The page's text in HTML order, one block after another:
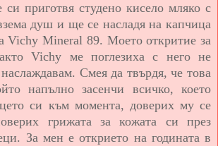
приготвя студено кисело мляко с
душ и ще се насладя на капчица
Vichy Mineral 89. Моето откритие за
Vichy ме поглезиха с него не
Смея да твърдя, че това
напълно засенчи всичко, което
си към момента, доверих му се
грижата за кожата си през
За мен е открието на годината в